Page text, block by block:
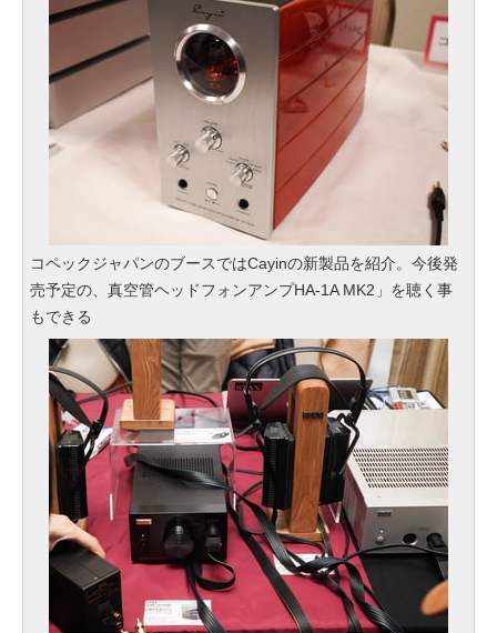
コペックジャパンのブースではCayinの新製品を紹介。今後発
売予定の、真空管ヘッドフォンアンプHA-1A MK2」を聴く事
もできる